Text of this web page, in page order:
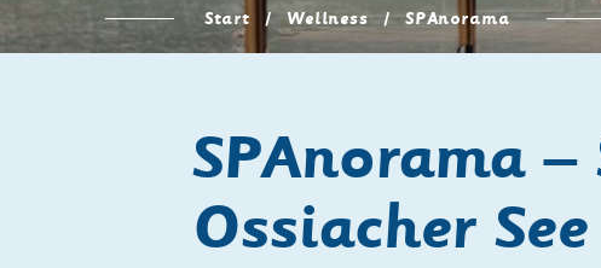
Start /Wellness/ SPAnorama
SPAnorama
Ossiacher See